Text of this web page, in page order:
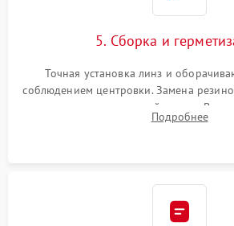
5. Сборка и
Точная установка линз и
соблюдением центровки. Замена
нанесение влагозащитной смазки.
и заполнение его осушенным азотом
Подробнее